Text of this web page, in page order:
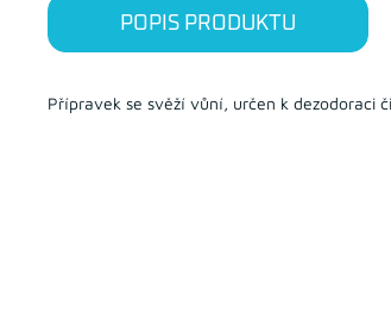
POPIS PRODUKTU
Přípravek se svěží vůní, určen k dezodoraci